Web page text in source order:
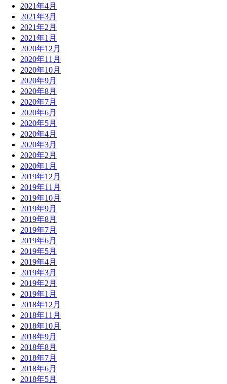
2021年4月
2021年3月
2021年2月
2021年1月
2020年12月
2020年11月
2020年10月
2020年9月
2020年8月
2020年7月
2020年6月
2020年5月
2020年4月
2020年3月
2020年2月
2020年1月
2019年12月
2019年11月
2019年10月
2019年9月
2019年8月
2019年7月
2019年6月
2019年5月
2019年4月
2019年3月
2019年2月
2019年1月
2018年12月
2018年11月
2018年10月
2018年9月
2018年8月
2018年7月
2018年6月
2018年5月